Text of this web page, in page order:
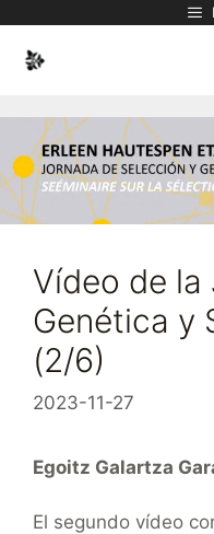
contenido
Vídeo de la
Genética y
(2/6)
2023-11-27
Egoitz Galartza
El segundo vídeo